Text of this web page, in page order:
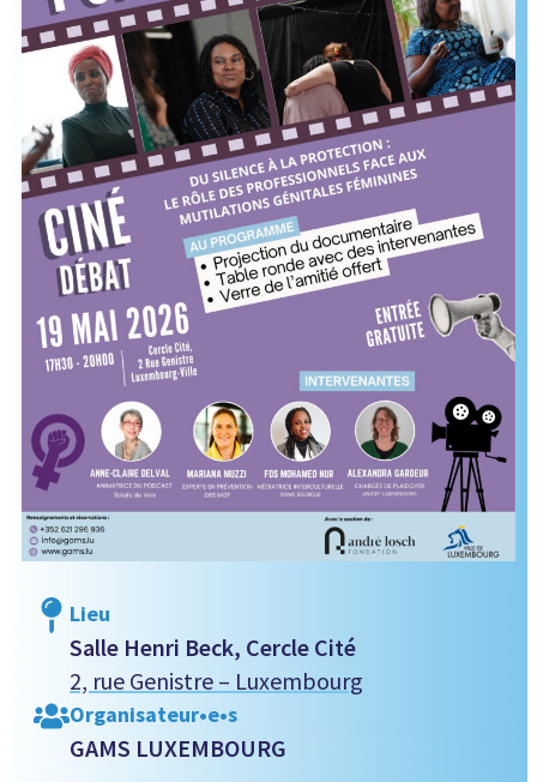
Lieu
Salle Henri Beck, Cercle Cité
2, rue Genistre – Luxembourg
Organisateur•e•s
GAMS LUXEMBOURG